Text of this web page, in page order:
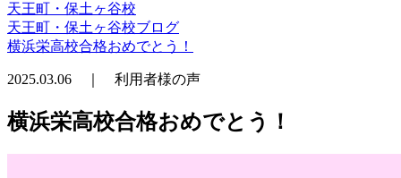
天王町・保土ヶ谷校
天王町・保土ヶ谷校ブログ
横浜栄高校合格おめでとう！
2025.03.06 ｜ 利用者様の声
横浜栄高校合格おめでとう！